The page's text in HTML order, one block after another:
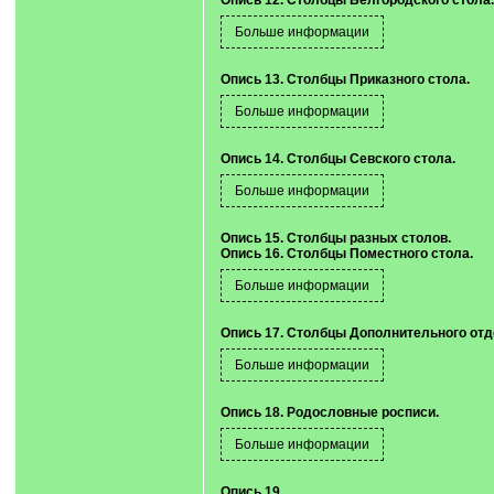
Опись 13. Столбцы Приказного стола.
Опись 14. Столбцы Севского стола.
Опись 15. Столбцы разных столов.
Опись 16. Столбцы Поместного стола.
Опись 17. Столбцы Дополнительного
Опись 18. Родословные росписи.